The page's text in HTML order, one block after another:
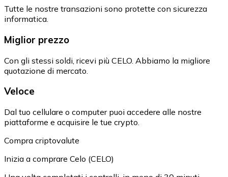
Tutte le nostre transazioni sono protette con sicurezza
informatica.
Miglior prezzo
Con gli stessi soldi, ricevi più CELO. Abbiamo la migliore
quotazione di mercato.
Veloce
Dal tuo cellulare o computer puoi accedere alle nostre
piattaforme e acquisire le tue crypto.
Compra criptovalute
Inizia a comprare Celo (CELO)